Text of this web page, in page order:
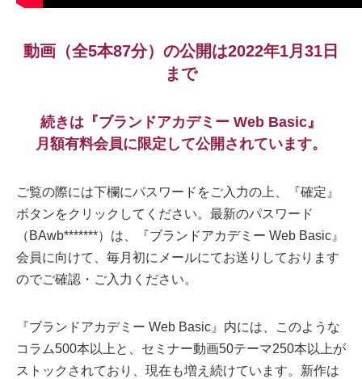
動画（全5本87分）の公開は2022年1月31日
まで
続きは『ブランドアカデミー Web Basic』
月額有料会員に限定して公開されています。
ご覧の際には下欄にパスワードをご入力の上、『確定』
ボタンをクリックしてください。最新のパスワード
（BAwb*******）は、『ブランドアカデミー Web Basic』
会員に向けて、毎月初にメールにてお送りしております
のでご確認・ご入力ください。
『ブランドアカデミー Web Basic』内には、このような
コラム500本以上と、セミナー動画50テーマ250本以上が
ストックされており、現在も増え続けています。新作は